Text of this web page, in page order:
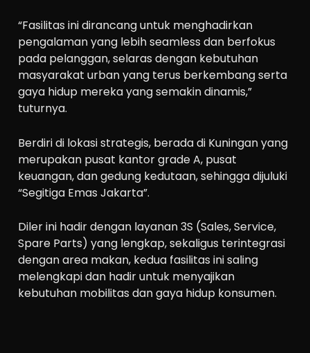
“Fasilitas ini dirancang untuk menghadirkan
pengalaman yang lebih seamless dan berfokus
pada pelanggan, selaras dengan kebutuhan
masyarakat urban yang terus berkembang serta
gaya hidup mereka yang semakin dinamis,”
tuturnya.
Berdiri di lokasi strategis, berada di Kuningan yang
merupakan pusat kantor grade A, pusat
keuangan, dan gedung kedutaan, sehingga dijuluki
“Segitiga Emas Jakarta”.
Diler ini hadir dengan layanan 3S (Sales, Service,
Spare Parts) yang lengkap, sekaligus terintegrasi
dengan area makan, kedua fasilitas ini saling
melengkapi dan hadir untuk menyajikan
kebutuhan mobilitas dan gaya hidup konsumen.